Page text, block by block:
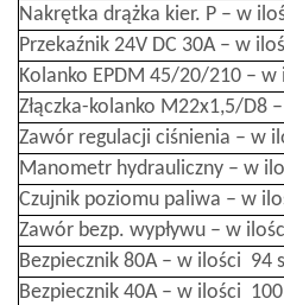
Nakrętka drążka kier. P – w
Przekaźnik 24V DC 30A – w
Kolanko EPDM 45/20/210 –
Złączka-kolanko M22x1,5/D8
Zawór regulacji ciśnienia – w
Manometr hydrauliczny – w
Czujnik poziomu paliwa – w
Zawór bezp. wypływu – w
Bezpiecznik 80A – w ilości 94
Bezpiecznik 40A – w ilości